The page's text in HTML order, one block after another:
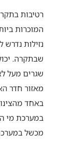
רטיבות
המוכרות
נזילות
שבתקרה.
שגרים מעל
מאזור חדר
באחד
במערכת מי
מכשל